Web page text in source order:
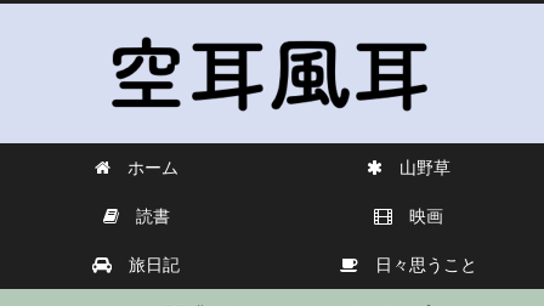
ホーム 山野草
読書 映画
旅日記 日々思うこと